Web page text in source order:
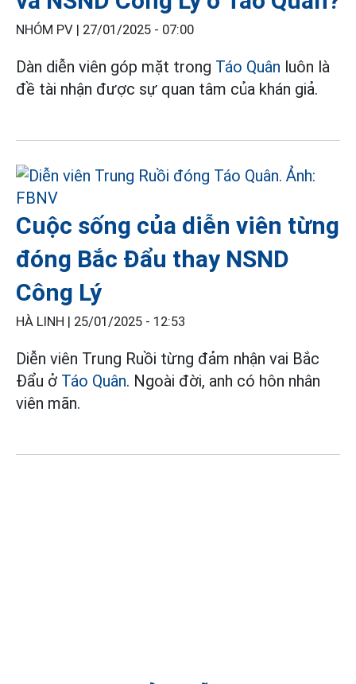
NHÓM PV | 27/01/2025 - 07:00
Dàn diễn viên góp mặt trong Táo Quân luôn là
đề tài nhận được sự quan tâm của khán giả.
Cuộc sống của diễn viên từng
đóng Bắc Đẩu thay NSND
Công Lý
HÀ LINH | 25/01/2025 - 12:53
Diễn viên Trung Ruồi từng đảm nhận vai Bắc
Đẩu ở Táo Quân. Ngoài đời, anh có hôn nhân
viên mãn.